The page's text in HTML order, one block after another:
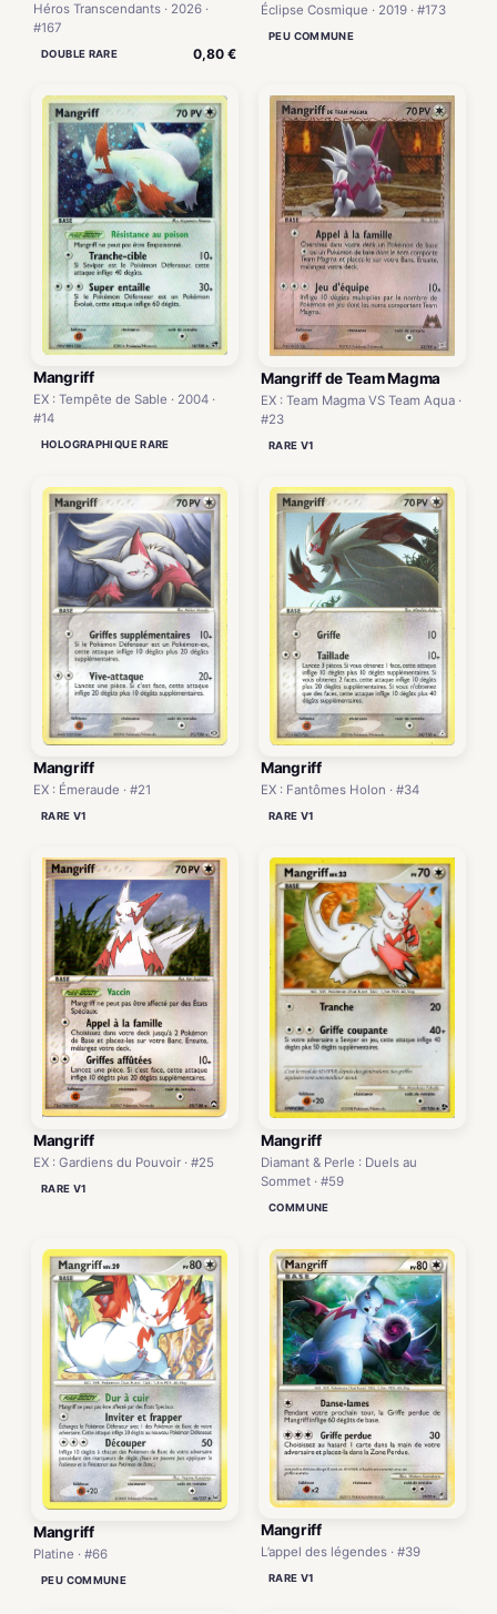
Héros Transcendants · 2026 ·
#167
DOUBLE RARE 0,80 €
Éclipse Cosmique · 2019 · #173
PEU COMMUNE
Mangriff
EX : Tempête de Sable · 2004 ·
#14
HOLOGRAPHIQUE RARE
Mangriff de Team Magma
EX : Team Magma VS Team Aqua ·
#23
RARE V1
Mangriff
EX : Émeraude · #21
RARE V1
Mangriff
EX : Fantômes Holon · #34
RARE V1
Mangriff
EX : Gardiens du Pouvoir · #25
RARE V1
Mangriff
Diamant & Perle : Duels au
Sommet · #59
COMMUNE
Mangriff
Platine · #66
PEU COMMUNE
Mangriff
L’appel des légendes · #39
RARE V1